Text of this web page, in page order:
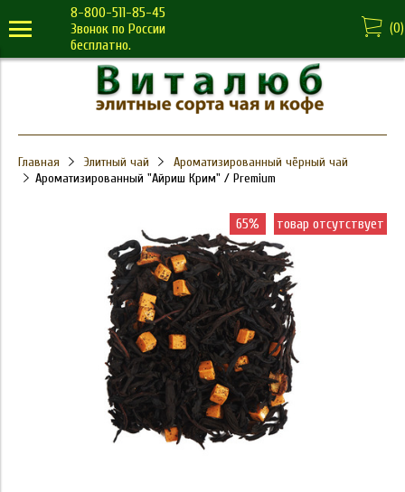
8-800-511-85-45
Звонок по России
бесплатно.
(0)
Главная Элитный чай
Ароматизированный чёрный чай
Ароматизированный "Айриш Крим" / Premium
65% товар отсутствует